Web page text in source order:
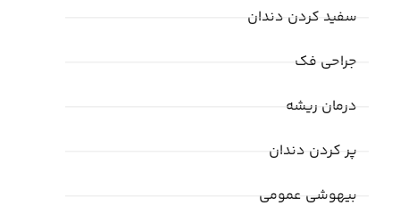
سفید کردن دندان
جراحی فک
درمان ریشه
پر کردن دندان
بیهوشی عمومی